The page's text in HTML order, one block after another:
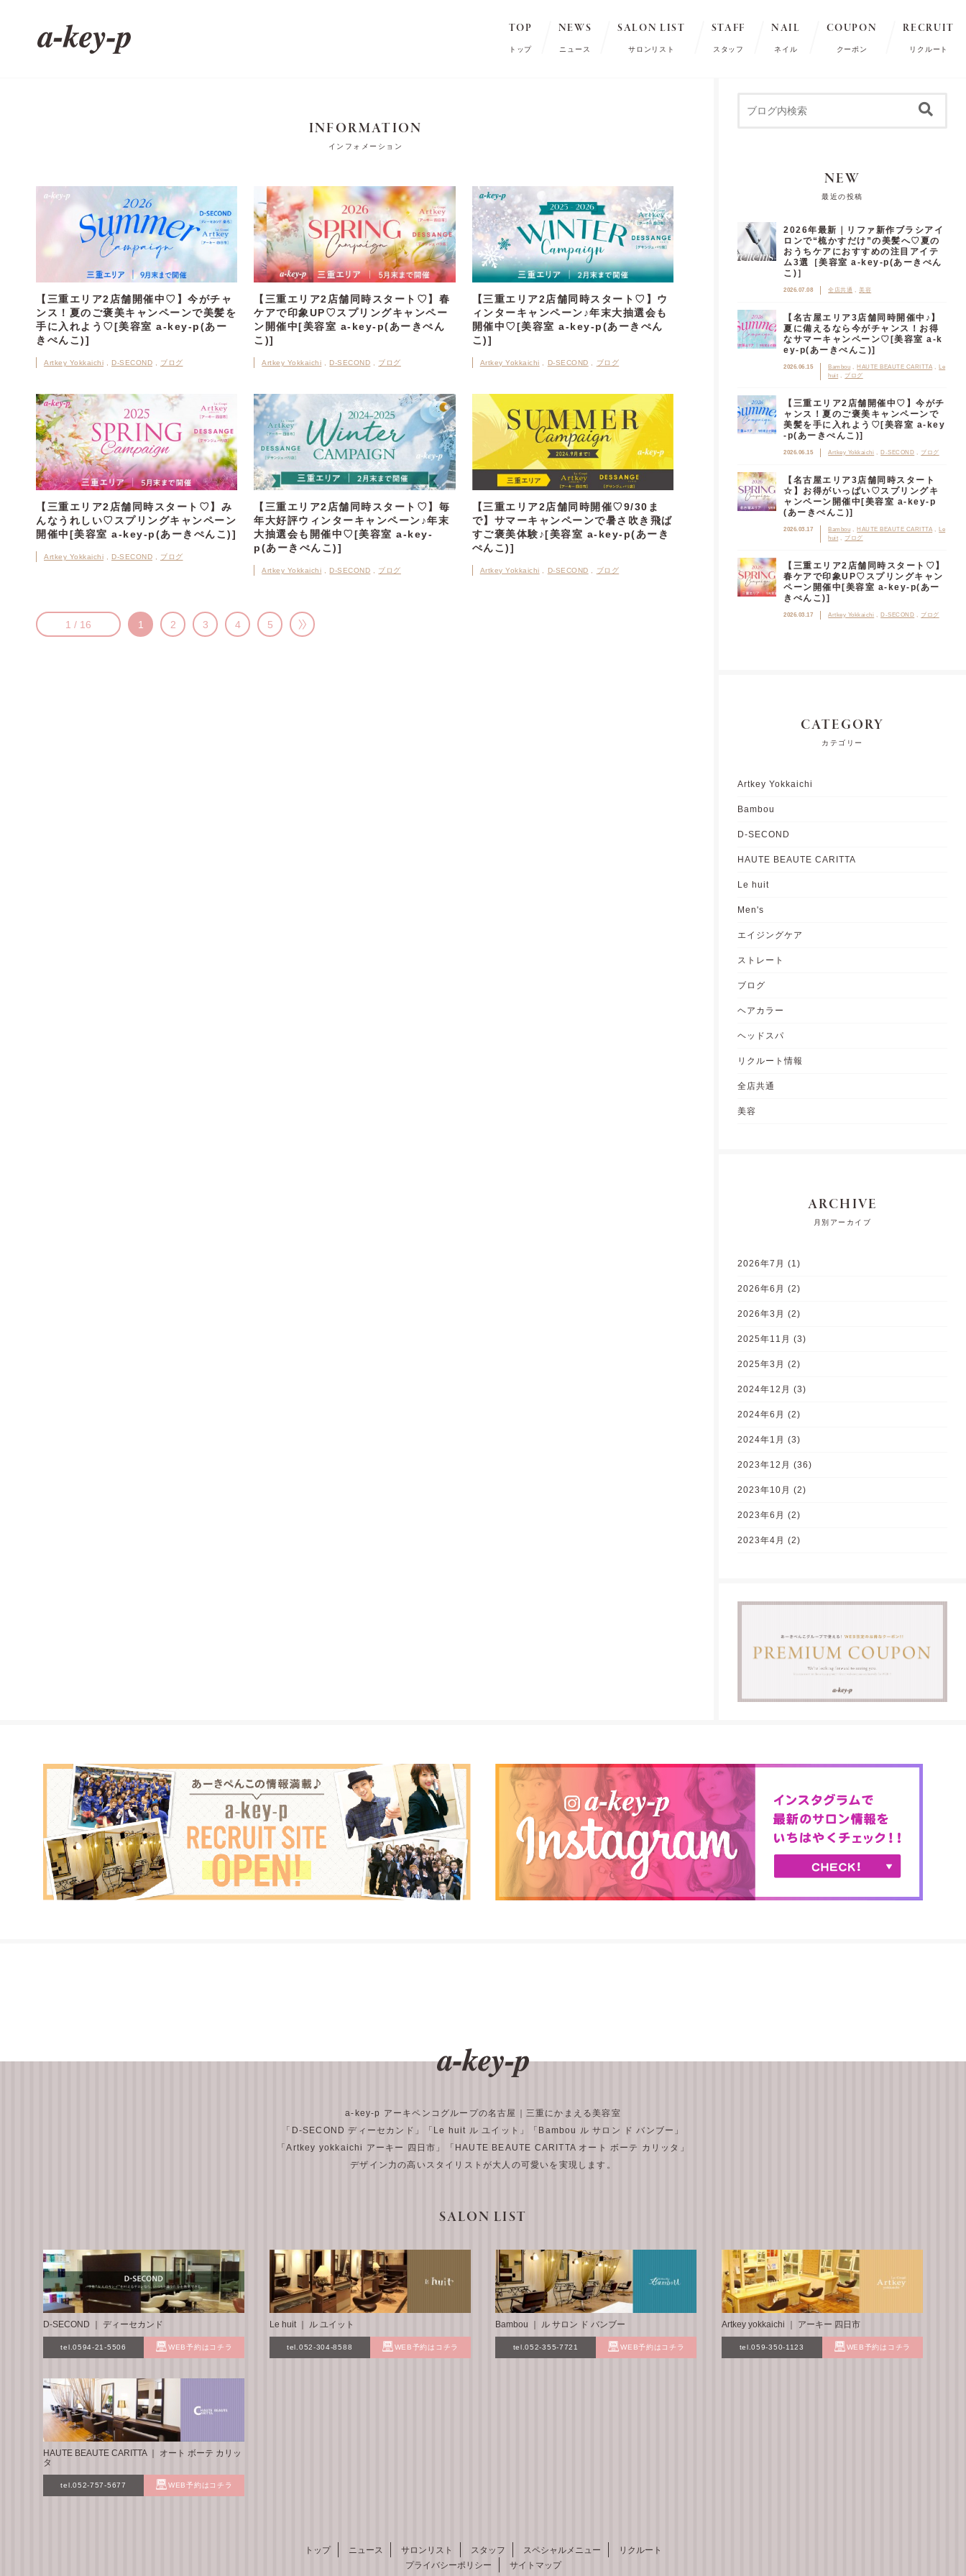
TOP
トップ
NEWS
ニュース
SALON LIST
サロンリスト
STAFF
スタッフ
NAIL
ネイル
COUPON
クーポン
RECRUIT
リクルート
INFORMATION
インフォメーション
【三重エリア2店舗開催中♡】今がチャ
ンス！夏のご褒美キャンペーンで美髪を
手に入れよう♡[美容室 a-key-p(あー
きぺんこ)]
Artkey Yokkaichi D-SECOND ブログ
【三重エリア2店舗同時スタート♡】春
ケアで印象UP♡スプリングキャンペー
ン開催中[美容室 a-key-p(あーきぺん
こ)]
Artkey Yokkaichi D-SECOND ブログ
【三重エリア2店舗同時スタート♡】ウ
ィンターキャンペーン♪年末大抽選会も
開催中♡[美容室 a-key-p(あーきぺん
こ)]
Artkey Yokkaichi D-SECOND ブログ
【三重エリア2店舗同時スタート♡】み
んなうれしい♡スプリングキャンペーン
開催中[美容室 a-key-p(あーきぺんこ)]
Artkey Yokkaichi D-SECOND ブログ
【三重エリア2店舗同時スタート♡】毎
年大好評ウィンターキャンペーン♪年末
大抽選会も開催中♡[美容室 a-key-
p(あーきぺんこ)]
Artkey Yokkaichi D-SECOND ブログ
【三重エリア2店舗同時開催♡9/30ま
で】サマーキャンペーンで暑さ吹き飛ば
すご褒美体験♪[美容室 a-key-p(あーき
ぺんこ)]
Artkey Yokkaichi D-SECOND ブログ
1 / 16 1 2 3 4 5
NEW
最近の投稿
2026年最新｜リファ新作ブラシアイ
ロンで“梳かすだけ”の美髪へ♡夏の
おうちケアにおすすめの注目アイテ
ム3選［美容室 a-key-p(あーきぺん
こ)］
2026.07.08 全店共通 美容
【名古屋エリア3店舗同時開催中♪】
夏に備えるなら今がチャンス！お得
なサマーキャンペーン♡[美容室 a-k
ey-p(あーきぺんこ)]
2026.06.15 Bambou HAUTE BEAUTE CARITTA
Le
huit
ブログ
【三重エリア2店舗開催中♡】今がチ
ャンス！夏のご褒美キャンペーンで
美髪を手に入れよう♡[美容室 a-key
-p(あーきぺんこ)]
2026.06.15 Artkey Yokkaichi D-SECOND ブログ
【名古屋エリア3店舗同時スタート
☆】お得がいっぱい♡スプリングキ
ャンペーン開催中[美容室 a-key-p
(あーきぺんこ)]
2026.03.17 Bambou HAUTE BEAUTE CARITTA
Le
huit
ブログ
【三重エリア2店舗同時スタート♡】
春ケアで印象UP♡スプリングキャン
ペーン開催中[美容室 a-key-p(あー
きぺんこ)]
2026.03.17 Artkey Yokkaichi D-SECOND ブログ
CATEGORY
カテゴリー
Artkey Yokkaichi
Bambou
D-SECOND
HAUTE BEAUTE CARITTA
Le huit
Men's
エイジングケア
ストレート
ブログ
ヘアカラー
ヘッドスパ
リクルート情報
全店共通
美容
ARCHIVE
月別アーカイブ
2026年7月 (1)
2026年6月 (2)
2026年3月 (2)
2025年11月 (3)
2025年3月 (2)
2024年12月 (3)
2024年6月 (2)
2024年1月 (3)
2023年12月 (36)
2023年10月 (2)
2023年6月 (2)
2023年4月 (2)
a-key-p アーキペンコグループの名古屋｜三重にかまえる美容室
「D-SECOND ディーセカンド」
「Le huit ル ユイット」
「Bambou ル サロン ド バンブー」
「Artkey yokkaichi アーキー 四日市」
「HAUTE BEAUTE CARITTA オート ボーテ カリッタ」
デザイン力の高いスタイリストが大人の可愛いを実現します。
SALON LIST
D-SECOND ｜ ディーセカンド
tel.0594-21-5506 WEB予約はコチラ
Le huit ｜ ル ユイット
tel.052-304-8588 WEB予約はコチラ
Bambou ｜ ル サロン ド バンブー
tel.052-355-7721 WEB予約はコチラ
Artkey yokkaichi ｜ アーキー 四日市
tel.059-350-1123 WEB予約はコチラ
HAUTE BEAUTE CARITTA ｜ オート ボーテ カリッ
タ
tel.052-757-5677 WEB予約はコチラ
トップ ニュース サロンリスト スタッフ スペシャルメニュー
リクルート
プライバシーポリシー
サイトマップ